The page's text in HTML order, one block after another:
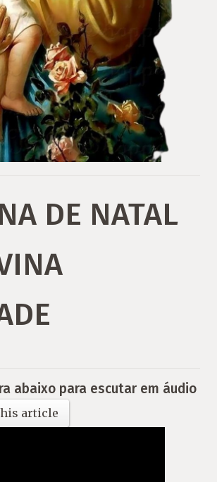
DE NATAL
abaixo para escutar em áudio
article